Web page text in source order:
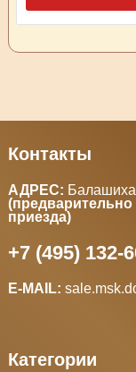
Контакты
АДРЕС:
приезда)
+7 (495) 132-
E-MAIL:
Категории